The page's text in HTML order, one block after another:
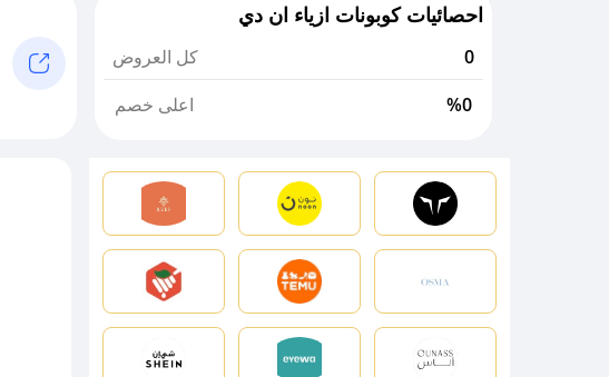
احصائيات كوبونات ازياء ان دي
كل العروض
0
اعلى خصم
%0